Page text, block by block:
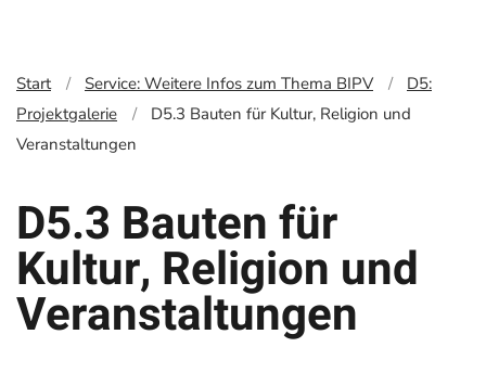
Start Service: Weitere Infos zum Thema BIPV
D5:
Projektgalerie
D5.3 Bauten für Kultur, Religion und
Veranstaltungen
D5.3 Bauten für
Kultur, Religion und
Veranstaltungen